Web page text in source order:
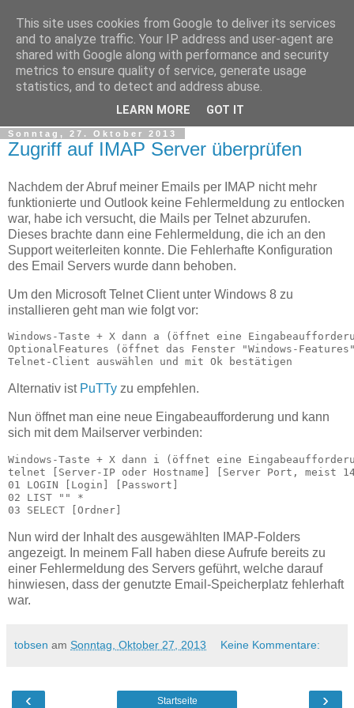
tobsen.de
Dinge die das Leben erleichtern, Wissenswertes, C# und
Sonntag, 27. Oktober 2013
Zugriff auf IMAP Server überprüfen
Nachdem der Abruf meiner Emails per IMAP nicht mehr
funktionierte und Outlook keine Fehlermeldung zu entlocken
war, habe ich versucht, die Mails per Telnet abzurufen.
Dieses brachte dann eine Fehlermeldung, die ich an den
Support weiterleiten konnte. Die Fehlerhafte Konfiguration
des Email Servers wurde dann behoben.
Um den Microsoft Telnet Client unter Windows 8 zu
installieren geht man wie folgt vor:
Windows-Taste + X dann a (öffnet eine
OptionalFeatures (öffnet das Fenster "Windows-
Telnet-Client auswählen und mit Ok bestätigen
Alternativ ist PuTTy zu empfehlen.
Nun öffnet man eine neue Eingabeaufforderung und kann
sich mit dem Mailserver verbinden:
Windows-Taste + X dann i (öffnet eine
telnet [Server-IP oder Hostname] [Server Port, meist
01 LOGIN [Login] [Passwort]
02 LIST "" *
03 SELECT [Ordner]
Nun wird der Inhalt des ausgewählten IMAP-Folders
angezeigt. In meinem Fall haben diese Aufrufe bereits zu
einer Fehlermeldung des Servers geführt, welche darauf
hinwiesen, dass der genutzte Email-Speicherplatz fehlerhaft
war.
tobsen am Sonntag, Oktober 27, 2013 Keine Kommentare:
‹ ›
Startseite
This site uses cookies from Google to deliver its services
and to analyze traffic. Your IP address and user-agent are
shared with Google along with performance and security
metrics to ensure quality of service, generate usage
statistics, and to detect and address abuse.
LEARN MORE GOT IT